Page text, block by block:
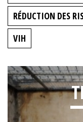
RÉDUCTION DES
VIH